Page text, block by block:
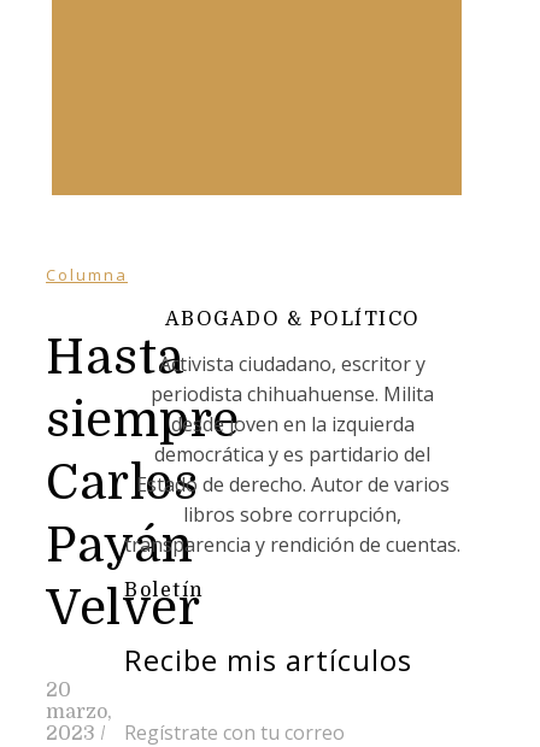
Columna
Hasta
siempre
Carlos
Payán
Velver
20
marzo,
2023 /
ABOGADO & POLÍTICO
Activista ciudadano, escritor y
periodista chihuahuense. Milita
desde joven en la izquierda
democrática y es partidario del
Estado de derecho. Autor de varios
libros sobre corrupción,
transparencia y rendición de cuentas.
Boletín
Recibe mis artículos
Regístrate con tu correo